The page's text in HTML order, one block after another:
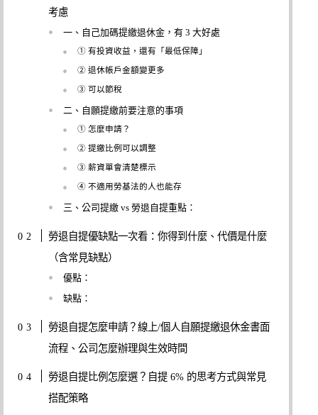
考慮
一、自己加碼提繳退休金，有 3 大好處
① 有投資收益，還有「最低保障」
② 退休帳戶金額變更多
③ 可以節稅
二、自願提繳前要注意的事項
① 怎麼申請？
② 提繳比例可以調整
③ 薪資單會清楚標示
④ 不適用勞基法的人也能存
三、公司提繳 vs 勞退自提重點：
勞退自提優缺點一次看：你得到什麼、代價是什麼
（含常見缺點）
優點：
缺點：
勞退自提怎麼申請？線上/個人自願提繳退休金書面
流程、公司怎麼辦理與生效時間
勞退自提比例怎麼選？自提 6% 的思考方式與常見
搭配策略